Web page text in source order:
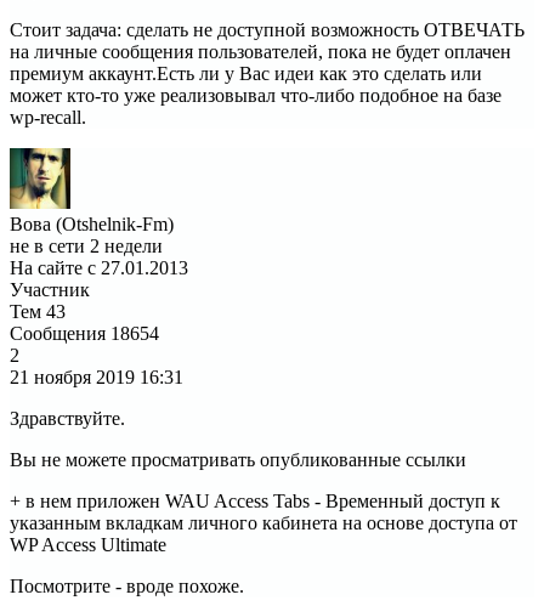
Стоит задача: сделать не доступной возможность ОТВЕЧАТЬ
на личные сообщения пользователей, пока не будет оплачен
премиум аккаунт.Есть ли у Вас идеи как это сделать или
может кто-то уже реализовывал что-либо подобное на базе
wp-recall.
Вова (Otshelnik-Fm)
не в сети 2 недели
На сайте с 27.01.2013
Участник
Тем 43
Сообщения 18654
2
21 ноября 2019 16:31
Здравствуйте.
Вы не можете просматривать опубликованные ссылки
+ в нем приложен WAU Access Tabs - Временный доступ к
указанным вкладкам личного кабинета на основе доступа от
WP Access Ultimate
Посмотрите - вроде похоже.